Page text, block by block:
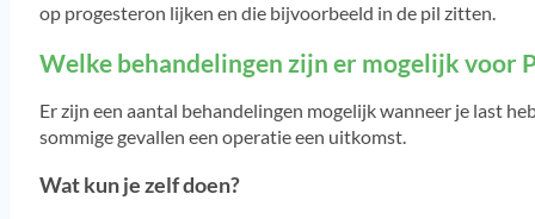
op progesteron lijken en die bijvoorbeeld in de pil zitten.
Welke behandelingen zijn er mogelijk voor
Er zijn een aantal behandelingen mogelijk wanneer je last
sommige gevallen een operatie een uitkomst.
Wat kun je zelf doen?